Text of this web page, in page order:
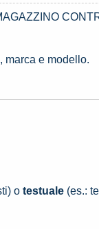
marca e modello.
o testuale (es.: